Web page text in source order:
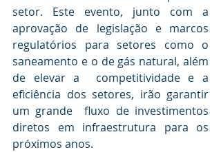
setor. Este evento, junto com a
aprovação de legislação e marcos
regulatórios para setores como o
saneamento e o de gás natural, além
de elevar a  competitividade e a
eficiência dos setores, irão garantir
um grande  fluxo de investimentos
diretos em infraestrutura para os
próximos anos.